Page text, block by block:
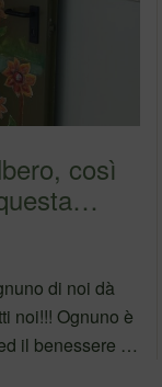
così
di noi dà
noi!!! Ognuno è
il benessere di